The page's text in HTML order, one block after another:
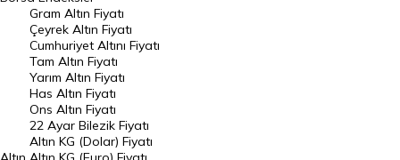
Raporlar
Endeksler
DÖVİZ
Döviz Kuru
Dolar Kuru
Gram Altın Fiyatı
Çeyrek Altın Fiyatı
Cumhuriyet Altını Fiyatı
Tam Altın Fiyatı
Yarım Altın Fiyatı
Has Altın Fiyatı
Ons Altın Fiyatı
22 Ayar Bilezik Fiyatı
Altın KG (Dolar) Fiyatı